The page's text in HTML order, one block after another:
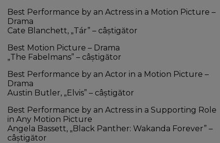
Best Performance by an Actress in a Motion Picture –
Drama
Cate Blanchett, „Tár” – câştigător
Best Motion Picture – Drama
„The Fabelmans” – câştigător
Best Performance by an Actor in a Motion Picture –
Drama
Austin Butler, „Elvis” – câştigător
Best Performance by an Actress in a Supporting Role
in Any Motion Picture
Angela Bassett, „Black Panther: Wakanda Forever” –
câştigător